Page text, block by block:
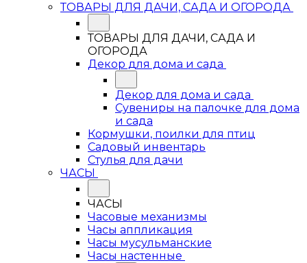
ТОВАРЫ ДЛЯ ДАЧИ, САДА И ОГОРОДА
ТОВАРЫ ДЛЯ ДАЧИ, САДА И
ОГОРОДА
Декор для дома и сада
Декор для дома и сада
Сувениры на палочке для дома
и сада
Кормушки, поилки для птиц
Садовый инвентарь
Стулья для дачи
ЧАСЫ
ЧАСЫ
Часовые механизмы
Часы аппликация
Часы мусульманские
Часы настенные